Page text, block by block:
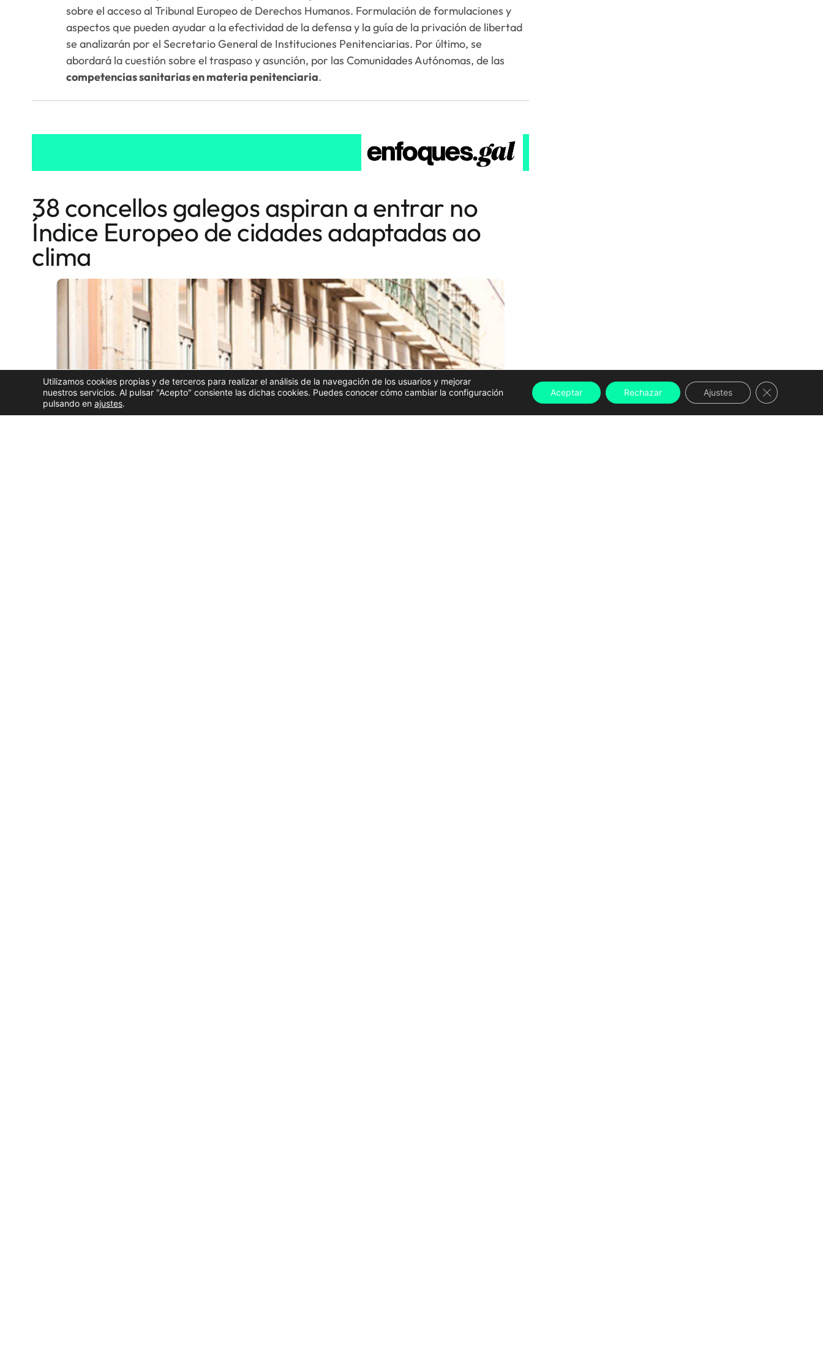
sobre el acceso al Tribunal Europeo de Derechos Humanos. Formulación de formulaciones y
aspectos que pueden ayudar a la efectividad de la defensa y la guía de la privación de libertad
se analizarán por el Secretario General de Instituciones Penitenciarias. Por último, se
abordará la cuestión sobre el traspaso y asunción, por las Comunidades Autónomas, de las
competencias sanitarias en materia penitenciaria.
38 concellos galegos aspiran a entrar no
Índice Europeo de cidades adaptadas ao
clima
Utilizamos cookies propias y de terceros para realizar el análisis de la navegación de los usuarios y mejorar
nuestros servicios. Al pulsar "Acepto" consiente las dichas cookies. Puedes conocer cómo cambiar la configuración
pulsando en ajustes.
Aceptar Rechazar Ajustes Cerrar el